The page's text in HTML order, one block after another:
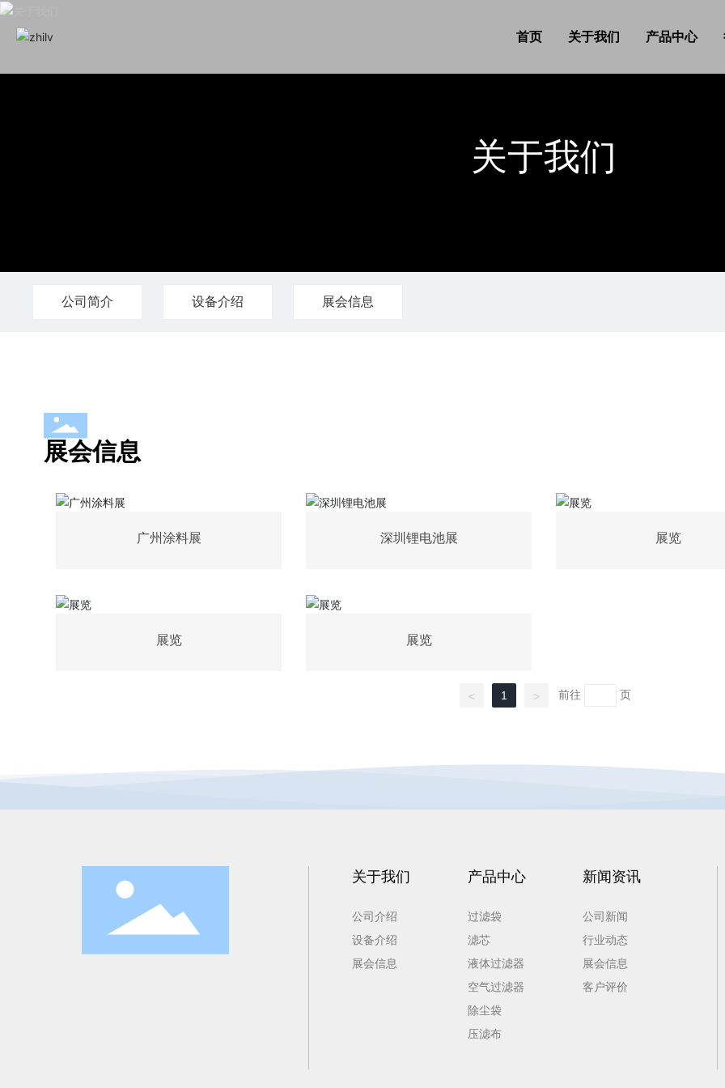
首页 关于我们 产品中心
关于我们
公司简介 设备介绍 展会信息
展会信息
广州涂料展 深圳锂电池展 展览
展览 展览
< 1 > 前往 页
关于我们
公司介绍
设备介绍
展会信息
产品中心
过滤袋
滤芯
液体过滤器
空气过滤器
除尘袋
压滤布
新闻资讯
公司新闻
行业动态
展会信息
客户评价